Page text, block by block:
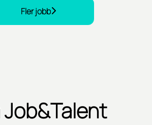
Fler jobb
Job&Talent